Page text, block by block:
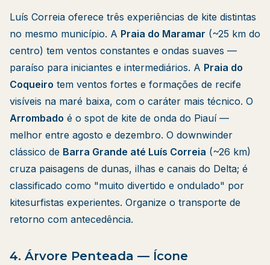
Luís Correia oferece três experiências de kite distintas
no mesmo município. A Praia do Maramar (~25 km do
centro) tem ventos constantes e ondas suaves —
paraíso para iniciantes e intermediários. A Praia do
Coqueiro tem ventos fortes e formações de recife
visíveis na maré baixa, com o caráter mais técnico. O
Arrombado é o spot de kite de onda do Piauí —
melhor entre agosto e dezembro. O downwinder
clássico de Barra Grande até Luís Correia (~26 km)
cruza paisagens de dunas, ilhas e canais do Delta; é
classificado como "muito divertido e ondulado" por
kitesurfistas experientes. Organize o transporte de
retorno com antecedência.
4. Árvore Penteada — Ícone